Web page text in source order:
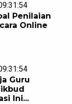
Penilaian
Online
Guru
Ini...